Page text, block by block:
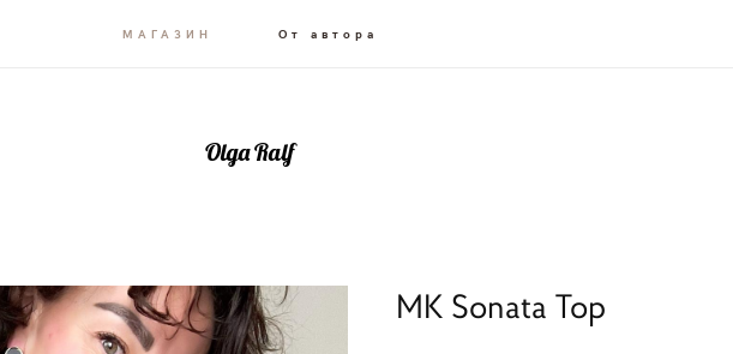
МАГАЗИН От автора
Olga Ralf
MK Sonata Top